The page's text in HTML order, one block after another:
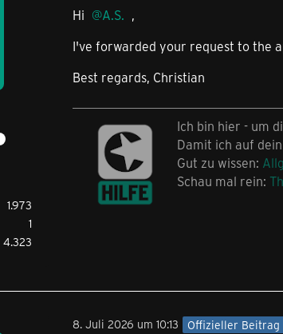
1.973
1
4.323
Hi A.S. ,
I've forwarded your request to the
Best regards, Christian
Ich bin hier - um
Damit ich auf
Gut zu wissen:
Schau mal rein:
8. Juli 2026 um 10:13 Offizieller Beitrag